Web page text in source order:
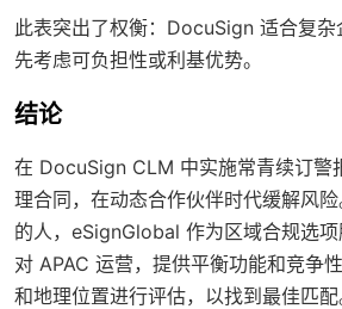
此表突出了权衡：DocuSign 适合复
先考虑可负担性或利基优势。
结论
在 DocuSign CLM 中实施常青续订警
理合同，在动态合作伙伴时代缓解风
的人，eSignGlobal 作为区域合规选
对 APAC 运营，提供平衡功能和竞争
和地理位置进行评估，以找到最佳匹配